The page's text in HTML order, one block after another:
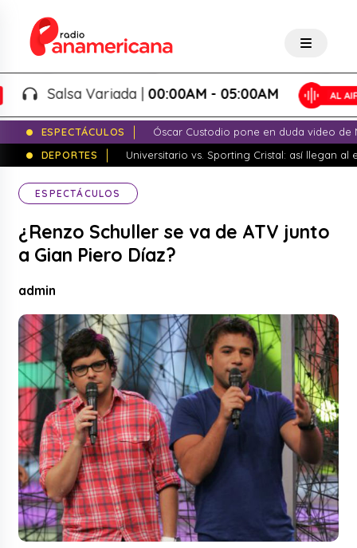
Salsa Variada |00:00AM - 05:00AM
ESPECTÁCULOS
Óscar Custodio pone en duda video de
DEPORTES
Universitario vs. Sporting Cristal: así llegan al
ESPECTÁCULOS
¿Renzo Schuller se va de ATV junto
a Gian Piero Díaz?
admin